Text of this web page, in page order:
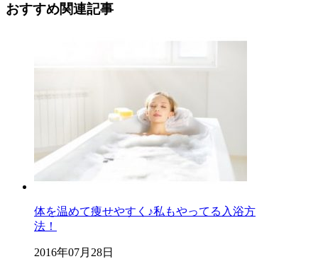
おすすめ関連記事
体を温めて痩せやすく♪私もやってる入浴方
法！
2016年07月28日